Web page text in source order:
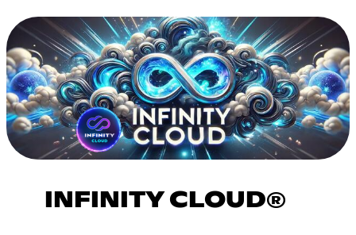
INFINITY CLOUD®